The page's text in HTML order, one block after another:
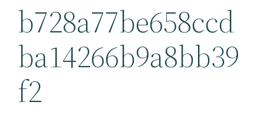
b728a77be658ccd
ba14266b9a8bb39
f2